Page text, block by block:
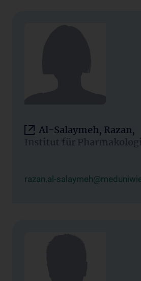
Al-Salaymeh, Razan,
Institut für
razan.al-